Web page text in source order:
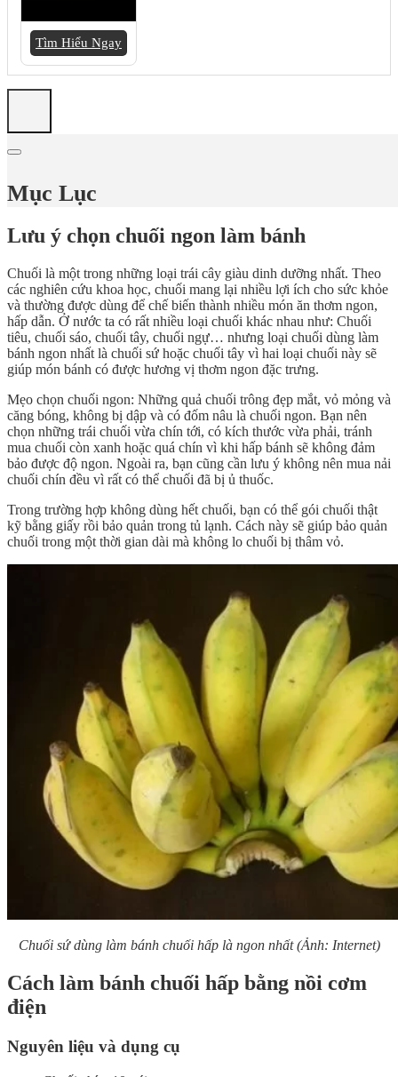
Tìm Hiểu Ngay
Mục Lục
Lưu ý chọn chuối ngon làm bánh
Chuối là một trong những loại trái cây giàu dinh dưỡng nhất. Theo
các nghiên cứu khoa học, chuối mang lại nhiều lợi ích cho sức khỏe
và thường được dùng để chế biến thành nhiều món ăn thơm ngon,
hấp dẫn. Ở nước ta có rất nhiều loại chuối khác nhau như: Chuối
tiêu, chuối sáo, chuối tây, chuối ngự… nhưng loại chuối dùng làm
bánh ngon nhất là chuối sứ hoặc chuối tây vì hai loại chuối này sẽ
giúp món bánh có được hương vị thơm ngon đặc trưng.
Mẹo chọn chuối ngon: Những quả chuối trông đẹp mắt, vỏ mỏng và
căng bóng, không bị dập và có đốm nâu là chuối ngon. Bạn nên
chọn những trái chuối vừa chín tới, có kích thước vừa phải, tránh
mua chuối còn xanh hoặc quá chín vì khi hấp bánh sẽ không đảm
bảo được độ ngon. Ngoài ra, bạn cũng cần lưu ý không nên mua nải
chuối chín đều vì rất có thể chuối đã bị ủ thuốc.
Trong trường hợp không dùng hết chuối, bạn có thể gói chuối thật
kỹ bằng giấy rồi bảo quản trong tủ lạnh. Cách này sẽ giúp bảo quản
chuối trong một thời gian dài mà không lo chuối bị thâm vỏ.
Chuối sứ dùng làm bánh chuối hấp là ngon nhất (Ảnh: Internet)
Cách làm bánh chuối hấp bằng nồi cơm
điện
Nguyên liệu và dụng cụ